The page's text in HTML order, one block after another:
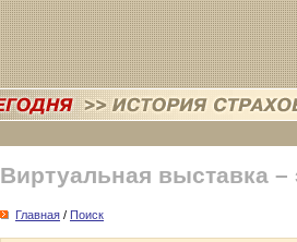
Виртуальная выставка –
Главная / Поиск